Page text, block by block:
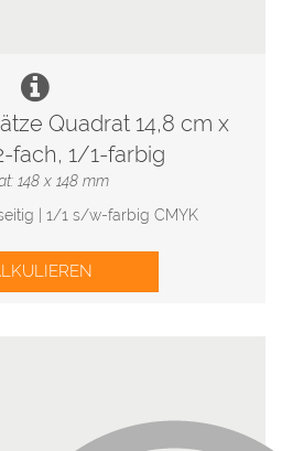
Quadrat 14,8 cm x
fach, 1/1-farbig
148 x 148 mm
| 1/1 s/w-farbig CMYK